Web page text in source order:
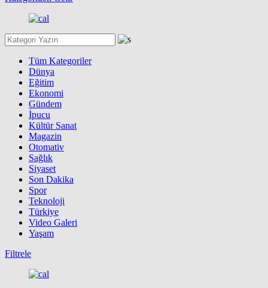
Tüm Kategoriler
Dünya
Eğitim
Ekonomi
Gündem
İpucu
Kültür Sanat
Magazin
Otomativ
Sağlık
Siyaset
Son Dakika
Spor
Teknoloji
Türkiye
Video Galeri
Yaşam
Filtrele